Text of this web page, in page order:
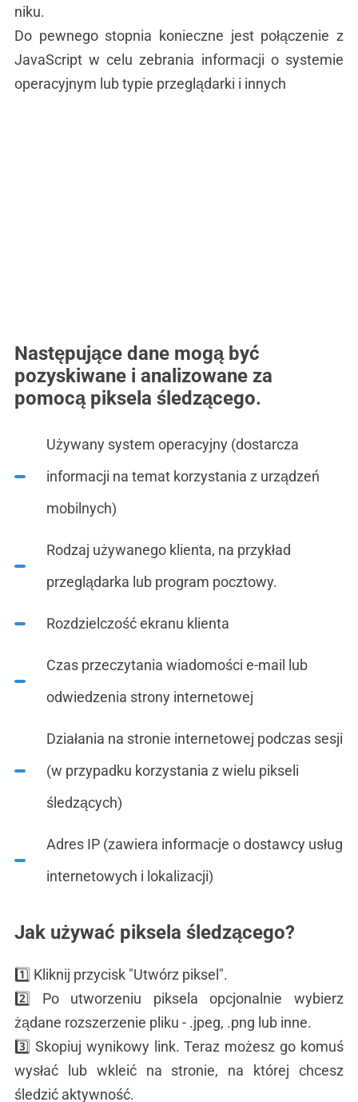
niku.
Do pewnego stopnia konieczne jest połączenie z
JavaScript w celu zebrania informacji o systemie
operacyjnym lub typie przeglądarki i innych
Następujące dane mogą być
pozyskiwane i analizowane za
pomocą piksela śledzącego.
Używany system operacyjny (dostarcza
informacji na temat korzystania z urządzeń
mobilnych)
Rodzaj używanego klienta, na przykład
przeglądarka lub program pocztowy.
Rozdzielczość ekranu klienta
Czas przeczytania wiadomości e-mail lub
odwiedzenia strony internetowej
Działania na stronie internetowej podczas sesji
(w przypadku korzystania z wielu pikseli
śledzących)
Adres IP (zawiera informacje o dostawcy usług
internetowych i lokalizacji)
Jak używać piksela śledzącego?
1️⃣ Kliknij przycisk "Utwórz piksel".
2️⃣ Po utworzeniu piksela opcjonalnie wybierz
żądane rozszerzenie pliku - .jpeg, .png lub inne.
3️⃣ Skopiuj wynikowy link. Teraz możesz go komuś
wysłać lub wkleić na stronie, na której chcesz
śledzić aktywność.